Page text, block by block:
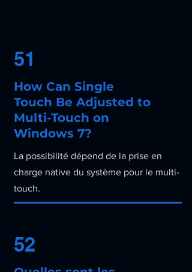
51
How Can Single
Touch Be Adjusted to
Multi-Touch on
Windows 7?
La possibilité dépend de la prise en
charge native du système pour le multi-
touch.
52